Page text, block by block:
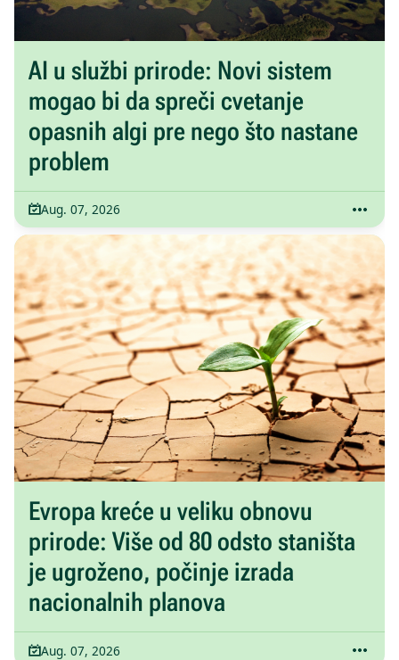
AI u službi prirode: Novi sistem
mogao bi da spreči cvetanje
opasnih algi pre nego što nastane
problem
Aug. 07, 2026
Evropa kreće u veliku obnovu
prirode: Više od 80 odsto staništa
je ugroženo, počinje izrada
nacionalnih planova
Aug. 07, 2026